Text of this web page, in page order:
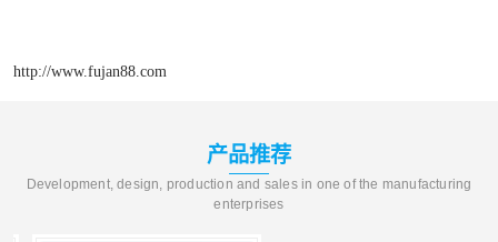
http://www.fujan88.com
产品推荐
Development, design, production and sales in one of the manufacturing
enterprises